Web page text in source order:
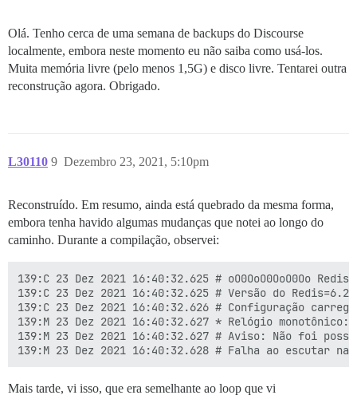
Olá. Tenho cerca de uma semana de backups do Discourse
localmente, embora neste momento eu não saiba como usá-los.
Muita memória livre (pelo menos 1,5G) e disco livre. Tentarei outra
reconstrução agora. Obrigado.
L30110 Dezembro 23, 2021, 5:10pm
9
Reconstruído. Em resumo, ainda está quebrado da mesma forma,
embora tenha havido algumas mudanças que notei ao longo do
caminho. Durante a compilação, observei:
139:C 23 Dez 2021 16:40:32.625 # oO0OoO0OoO0Oo Redis
139:C 23 Dez 2021 16:40:32.625 # Versão do
139:C 23 Dez 2021 16:40:32.626 # Configuração
139:M 23 Dez 2021 16:40:32.627 * Relógio monotônico:
139:M 23 Dez 2021 16:40:32.627 # Aviso: Não foi
Mais tarde, vi isso, que era semelhante ao loop que vi